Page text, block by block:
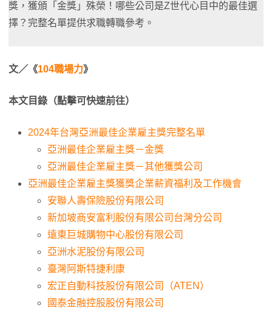
獎，獲頒「金獎」殊榮！哪些公司是Z世代心目中的最佳選
擇？完整名單提供求職轉職參考。
文／《104職場力》
本文目錄（點擊可快速前往）
2024年台灣亞洲最佳企業雇主獎完整名單
亞洲最佳企業雇主獎－金獎
亞洲最佳企業雇主獎－其他獲獎公司
亞洲最佳企業雇主獎獲獎企業薪資福利及工作機會
安聯人壽保險股份有限公司
新加坡商安富利股份有限公司台灣分公司
遠東巨城購物中心股份有限公司
亞洲水泥股份有限公司
臺灣阿斯特捷利康
宏正自動科技股份有限公司（ATEN）
國泰金融控股股份有限公司